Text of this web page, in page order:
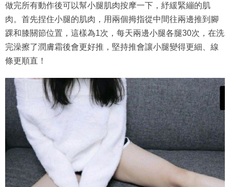
做完所有動作後可以幫小腿肌肉按摩一下，紓緩緊繃的肌
肉。首先捏住小腿的肌肉，用兩個拇指從中間往兩邊推到腳
踝和膝關節位置，這樣為1次，每天兩邊小腿各腿30次，在洗
完澡擦了潤膚霜後會更好推，堅持推會讓小腿變得更細、線
條更順直！